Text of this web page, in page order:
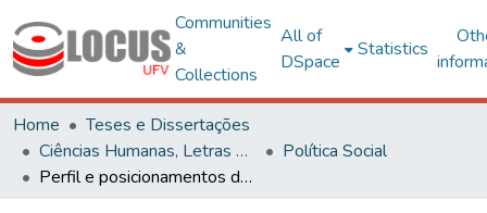
Communities
&
Collections
All of
DSpace
Statistics
Home
Teses e Dissertações
Ciências Humanas, Letras e Artes
Política Social
Perfil e posicionamentos dos pré-aposentados da UFV em sua realidade cotidiana – Viçosa, MG